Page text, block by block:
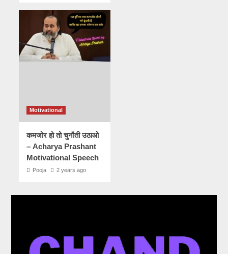
Motivational
कमजोर हो तो चुनौती उठाओ
– Acharya Prashant
Motivational Speech
Pooja 2 years ago